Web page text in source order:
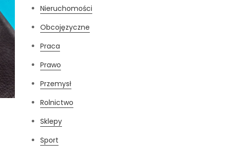
Nieruchomości
Obcojęzyczne
Praca
Prawo
Przemysł
Rolnictwo
Sklepy
Sport